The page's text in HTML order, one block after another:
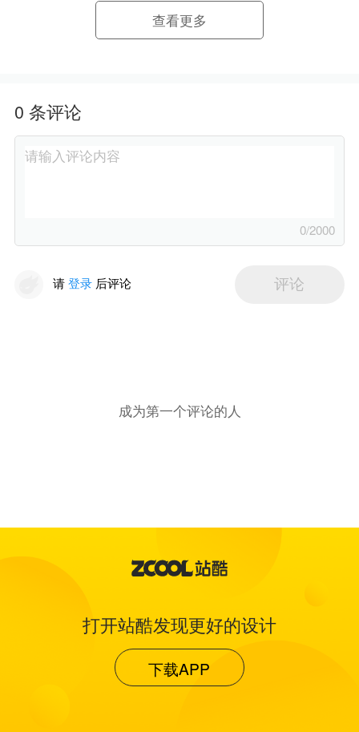
查看更多
0 条评论
0/2000
请登录后评论 评论
成为第一个评论的人
打开站酷发现更好的设计
下载APP